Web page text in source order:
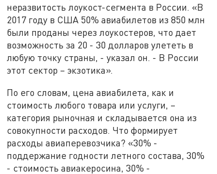
неразвитость лоукост-сегмента в России. «В
2017 году в США 50% авиабилетов из 850 млн
были проданы через лоукостеров, что дает
возможность за 20 - 30 долларов улететь в
любую точку страны, - указал он. - В России
этот сектор – экзотика».
По его словам, цена авиабилета, как и
стоимость любого товара или услуги, –
категория рыночная и складывается она из
совокупности расходов. Что формирует
расходы авиаперевозчика? «30% -
поддержание годности летного состава, 30%
- стоимость авиакеросина, 30% -